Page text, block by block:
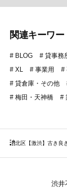
関連キーワー
BLOG 貸事務
XL
事業用
貸倉庫・その他
梅田・天神橋
【激渋】古き良
北区
渋井